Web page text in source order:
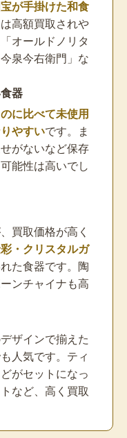
が手掛けた和食
高額買取されや
オールドノリタ
泉今右衛門」な
器
に比べて未使用
やすいです。ま
がないなど保存
能性は高いでし
買取価格が高く
・クリスタルガ
た食器です。陶
ンチャイナも高
ザインで揃えた
人気です。ティ
がセットになっ
など、高く買取